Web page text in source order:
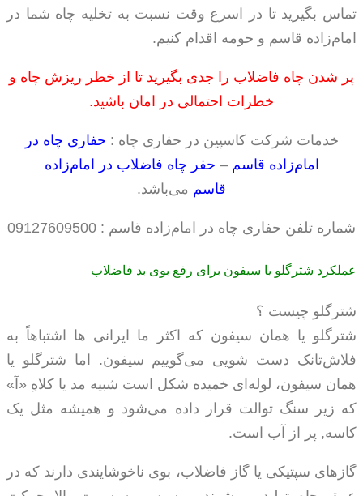
تماس بگیرید تا در اسرع وقت نسبت به تخلیه چاه شما در
امام‌زاده قاسم و حومه اقدام کنیم.
پر شدن چاه فاضلاب را جدی بگیرید تا از خطر ریزش چاه و
خطرات احتمالی در امان باشید.
خدمات شرکت کاسپین در حفاری چاه : حفاری چاه در
امام‌زاده قاسم – حفر چاه فاضلاب در امام‌زاده
قاسم می‌باشد.
شماره تلفن حفاری چاه در امام‌زاده قاسم : 09127609500
عملکرد شترگلو یا سیفون برای رفع بوی بد فاضلاب
شترگلو چیست ؟
شترگلو يا همان سيفون که اکثر ما ایرانی ها اشتباهاً به
فلاش‌تانک دست شویی می‌گوییم سيفون. اما شترگلو یا
همان سیفون، لوله‌ای خميده شکل است شبيه مد يا کلاهِ «آ»
که زير سنگ توالت قرار داده می‌شود و هميشه مثل يک
کاسه, پر از آب است.
گازهای سپتیکی یا گاز فاضلاب، بوی ناخوشايندی دارند که در